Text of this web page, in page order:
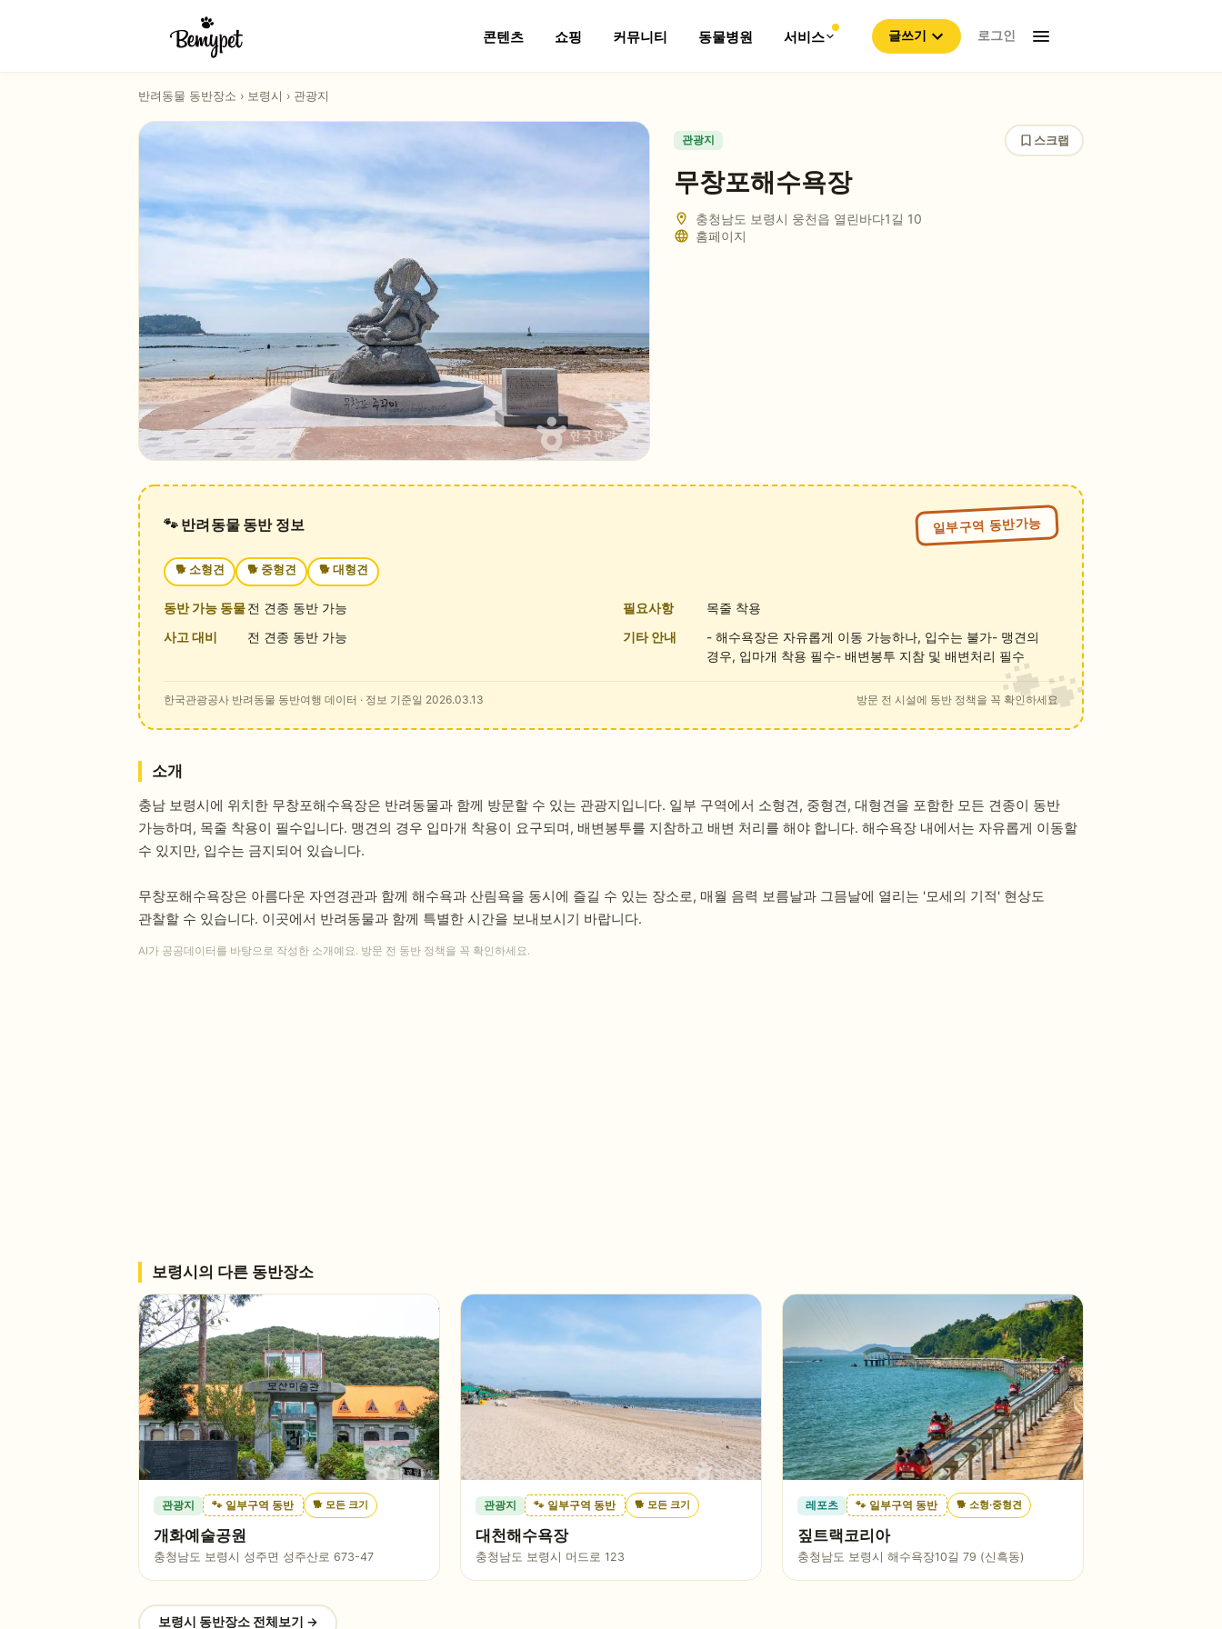
콘텐츠 쇼핑 커뮤니티 동물병원 서비스 글쓰기 로그인
반려동물 동반장소 › 보령시 › 관광지
관광지 스크랩
무창포해수욕장
충청남도 보령시 웅천읍 열린바다1길 10
홈페이지
🐾 반려동물 동반 정보 일부구역 동반가능
🐕 소형견 🐕 중형견 🐕 대형견
동반 가능 동물전 견종 동반 가능 필요사항
목줄 착용
사고 대비
전 견종 동반 가능 기타 안내
- 해수욕장은 자유롭게 이동 가능하나, 입수는 불가- 맹견의
경우, 입마개 착용 필수- 배변봉투 지참 및 배변처리 필수
한국관광공사 반려동물 동반여행 데이터 · 정보 기준일 2026.03.13 방문 전 시설에 동반 정책을 꼭 확인하세요
소개
충남 보령시에 위치한 무창포해수욕장은 반려동물과 함께 방문할 수 있는 관광지입니다. 일부 구역에서 소형견, 중형견, 대형견을 포함한 모든 견종이 동반
가능하며, 목줄 착용이 필수입니다. 맹견의 경우 입마개 착용이 요구되며, 배변봉투를 지참하고 배변 처리를 해야 합니다. 해수욕장 내에서는 자유롭게 이동할
수 있지만, 입수는 금지되어 있습니다.
무창포해수욕장은 아름다운 자연경관과 함께 해수욕과 산림욕을 동시에 즐길 수 있는 장소로, 매월 음력 보름날과 그믐날에 열리는 '모세의 기적' 현상도
관찰할 수 있습니다. 이곳에서 반려동물과 함께 특별한 시간을 보내보시기 바랍니다.
AI가 공공데이터를 바탕으로 작성한 소개예요. 방문 전 동반 정책을 꼭 확인하세요.
보령시의 다른 동반장소
관광지 🐾 일부구역 동반 🐕 모든 크기
개화예술공원
충청남도 보령시 성주면 성주산로 673-47
관광지 🐾 일부구역 동반 🐕 모든 크기
대천해수욕장
충청남도 보령시 머드로 123
레포츠 🐾 일부구역 동반 🐕 소형·중형견
짚트랙코리아
충청남도 보령시 해수욕장10길 79 (신흑동)
보령시 동반장소 전체보기 →